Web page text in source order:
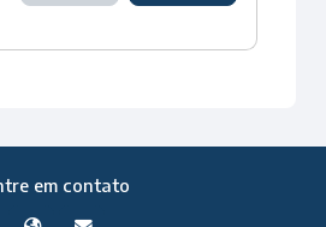
em contato